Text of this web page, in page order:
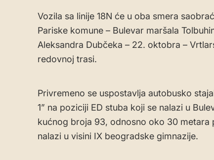
Vozila sa linije 18N će u oba smera
Pariske komune – Bulevar maršala
Aleksandra Dubčeka – 22. oktobra –
redovnoj trasi.
Privremeno se uspostavlja autobusko
1” na poziciji ED stuba koji se nalazi u
kućnog broja 93, odnosno oko 30 metara
nalazi u visini IX beogradske gimnazije.